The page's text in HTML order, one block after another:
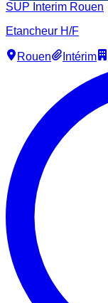
SUP Interim Rouen
Etancheur H/F
Rouen Intérim